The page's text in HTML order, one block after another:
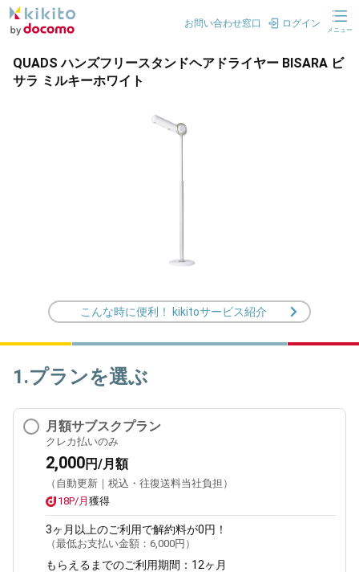
お問い合わせ窓口 ログイン
メニュー
QUADS ハンズフリースタンドヘアドライヤー BISARA ビ
サラ ミルキーホワイト
こんな時に便利！ kikitoサービス紹介
1.プランを選ぶ
月額サブスクプラン
クレカ払いのみ
2,000円/月額
（自動更新｜税込・往復送料当社負担）
18P/月 獲得
3ヶ月 以上のご利用で解約料が0円！
（最低お支払い金額： 6,000円 ）
もらえるまでのご利用期間： 12ヶ月